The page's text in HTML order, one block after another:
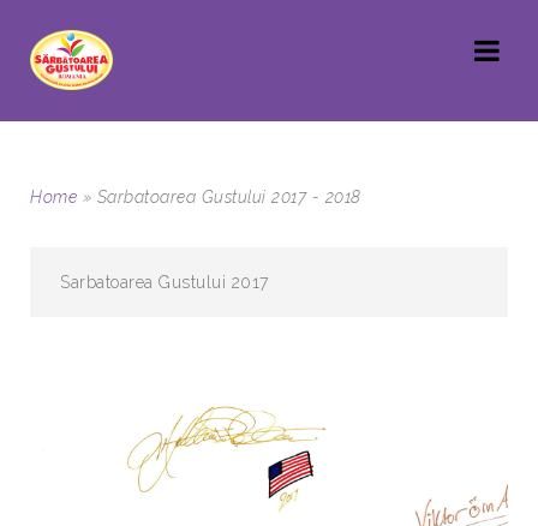
Home » Sarbatoarea Gustului 2017 - 2018
Sarbatoarea Gustului 2017